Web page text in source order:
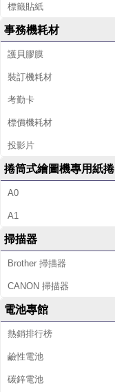
標籤貼紙
事務機耗材
護貝膠膜
裝訂機耗材
考勤卡
標價機耗材
投影片
捲筒式繪圖機專用紙捲
A0
A1
掃描器
Brother 掃描器
CANON 掃描器
電池專館
熱銷排行榜
鹼性電池
碳鋅電池